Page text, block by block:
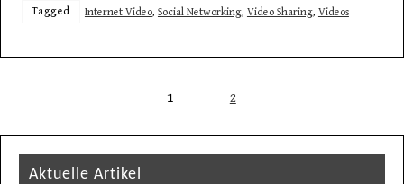
Tagged Internet Video, Social Networking, Video Sharing, Videos
1 2
Aktuelle Artikel